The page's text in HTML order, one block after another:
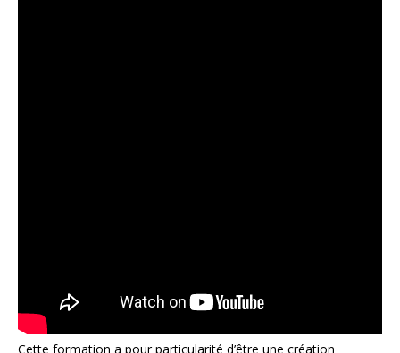
Cette formation a pour particularité d’être une création